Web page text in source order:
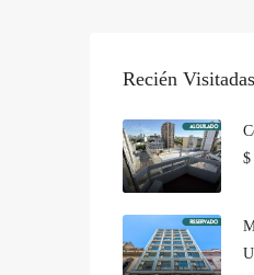
Recién Visitadas
$